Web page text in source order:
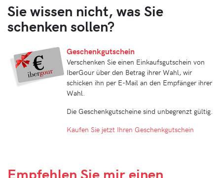
Sie wissen nicht, was Sie
schenken sollen?
Geschenkgutschein
Verschenken Sie einen Einkaufsgutschein von
IberGour über den Betrag ihrer Wahl, wir
schicken ihn per E-Mail an den Empfänger ihrer
Wahl.
Die Geschenkgutscheine sind unbegrenzt gültig.
Kaufen Sie jetzt Ihren Geschenkgutschein
Empfehlen Sie mireinen